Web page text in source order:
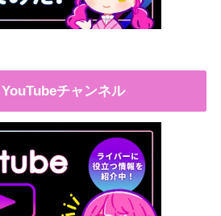
YouTubeチャンネル